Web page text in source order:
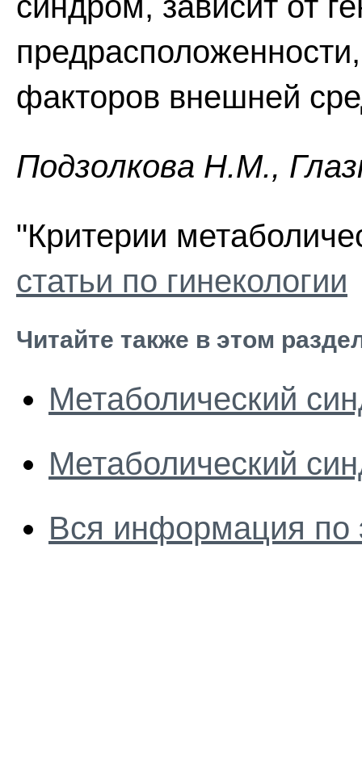
факторов внешней
Пoдзoлкoвa H.M.,
"Критерии
статьи по гинекологии
Читайте также в этом
Метаболический
Метаболический
Вся информация по